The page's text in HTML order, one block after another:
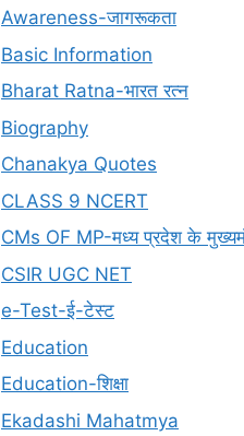
Awareness-जागरूकता
Basic Information
Bharat Ratna-भारत रत्न
Biography
Chanakya Quotes
CLASS 9 NCERT
CMs OF MP-मध्य प्रदेश के
CSIR UGC NET
e-Test-ई-टेस्ट
Education
Education-शिक्षा
Ekadashi Mahatmya